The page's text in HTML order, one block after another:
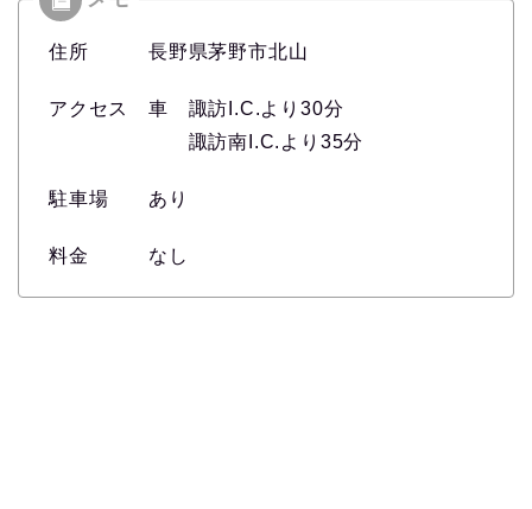
住所 長野県茅野市北山
アクセス 車 諏訪I.C.より30分
諏訪南I.C.より35分
駐車場 あり
料金 なし